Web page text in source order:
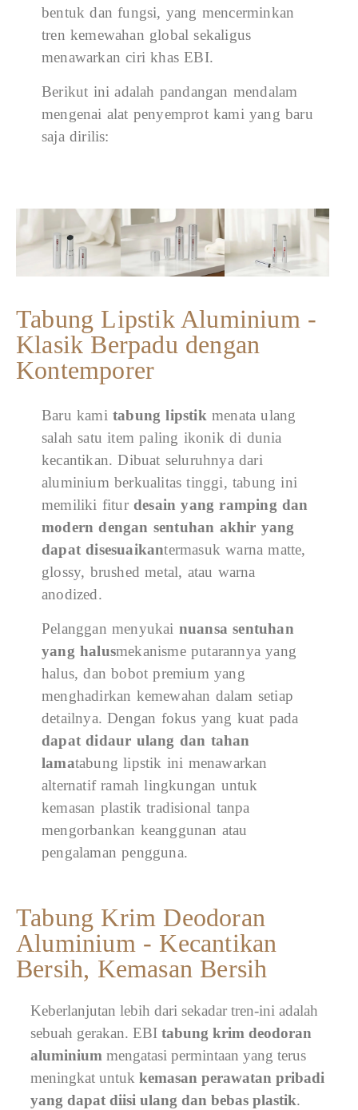
bentuk dan fungsi, yang mencerminkan
tren kemewahan global sekaligus
menawarkan ciri khas EBI.
Berikut ini adalah pandangan mendalam
mengenai alat penyemprot kami yang baru
saja dirilis:
Tabung Lipstik Aluminium -
Klasik Berpadu dengan
Kontemporer
Baru kami tabung lipstikmenata ulang
salah satu item paling ikonik di dunia
kecantikan. Dibuat seluruhnya dari
aluminium berkualitas tinggi, tabung ini
memiliki fitur desain yang ramping dan
modern dengan sentuhan akhir yang
dapat disesuaikantermasuk warna matte,
glossy, brushed metal, atau warna
anodized.
Pelanggan menyukai nuansa sentuhan
yang halusmekanisme putarannya yang
halus, dan bobot premium yang
menghadirkan kemewahan dalam setiap
detailnya. Dengan fokus yang kuat pada
dapat didaur ulang dan tahan
lamatabung lipstik ini menawarkan
alternatif ramah lingkungan untuk
kemasan plastik tradisional tanpa
mengorbankan keanggunan atau
pengalaman pengguna.
Tabung Krim Deodoran
Aluminium - Kecantikan
Bersih, Kemasan Bersih
Keberlanjutan lebih dari sekadar tren-ini adalah
sebuah gerakan. EBI tabung krim deodoran
aluminium mengatasi permintaan yang terus
meningkat untuk kemasan perawatan pribadi
yang dapat diisi ulang dan bebas plastik.